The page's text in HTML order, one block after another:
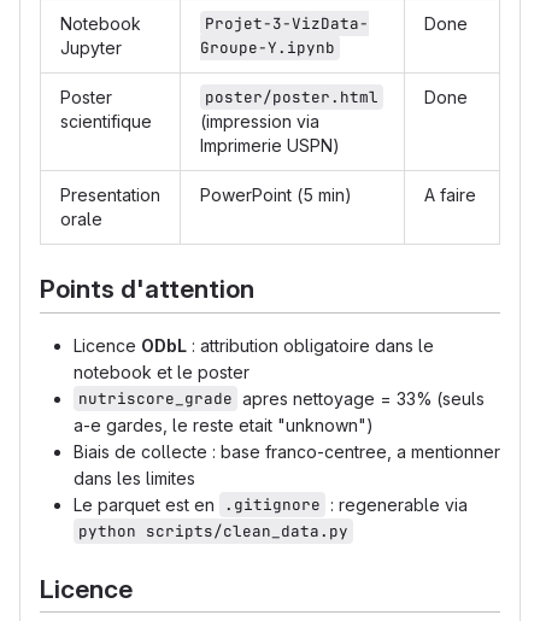
Notebook
Jupyter
Projet-3-VizData-
Groupe-Y.ipynb
Done
Poster
scientifique
poster/poster.html
(impression via
Imprimerie USPN)
Done
Presentation
orale
PowerPoint (5 min) A faire
Points d'attention
Licence ODbL : attribution obligatoire dans le
notebook et le poster
nutriscore_grade apres nettoyage = 33% (seuls
a-e gardes, le reste etait "unknown")
Biais de collecte : base franco-centree, a mentionner
dans les limites
Le parquet est en
.gitignore : regenerable via
python scripts/clean_data.py
Licence